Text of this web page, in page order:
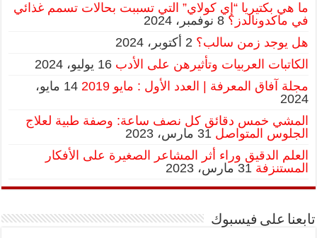
ما هي بكتيريا “إي كولاي” التي تسببت بحالات تسمم غذائي
في ماكدونالدز؟ 8 نوفمبر، 2024
هل يوجد زمن سالب؟ 2 أكتوبر، 2024
الكاتبات العربيات وتأثيرهن على الأدب 16 يوليو، 2024
مجلة آفاق المعرفة | العدد الأول : مايو 2019
14 مايو،
2024
المشي خمس دقائق كل نصف ساعة: وصفة طبية لعلاج
الجلوس المتواصل 31 مارس، 2023
العلم الدقيق وراء أثر المشاعر الصغيرة على الأفكار
المستنزفة 31 مارس، 2023
تابعنا على فيسبوك